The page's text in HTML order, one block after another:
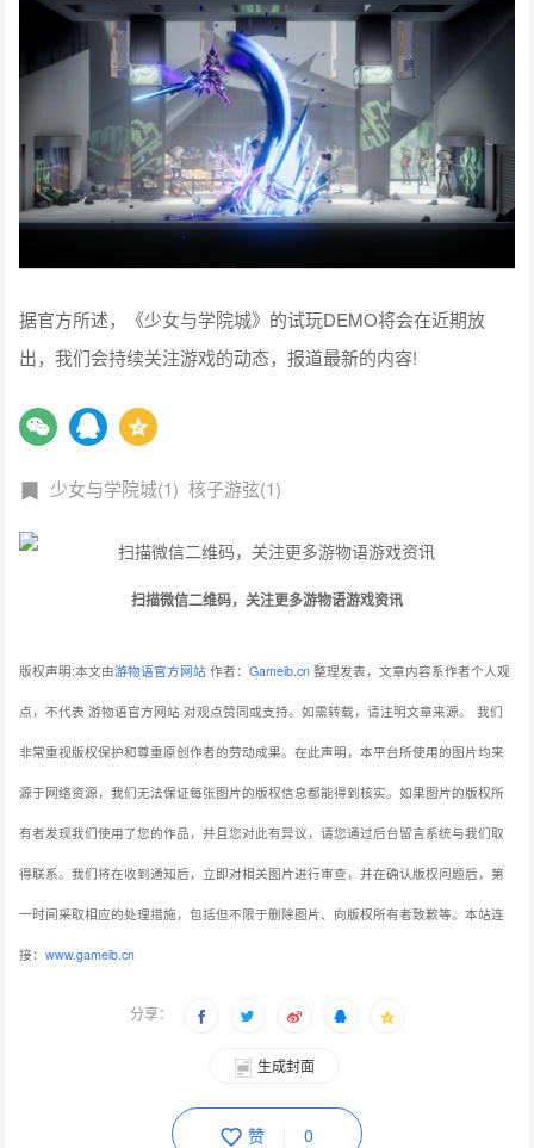
据官方所述，《少女与学院城》的试玩DEMO将会在近期放
出，我们会持续关注游戏的动态，报道最新的内容!
少女与学院城(1) 核子游弦(1)
扫描微信二维码，关注更多游物语游戏资讯
版权声明:本文由游物语官方网站 作者：Gameib.cn 整理发表，文章内容系作者个人观
点，不代表 游物语官方网站 对观点赞同或支持。如需转载，请注明文章来源。 我们
非常重视版权保护和尊重原创作者的劳动成果。在此声明，本平台所使用的图片均来
源于网络资源，我们无法保证每张图片的版权信息都能得到核实。如果图片的版权所
有者发现我们使用了您的作品，并且您对此有异议，请您通过后台留言系统与我们取
得联系。我们将在收到通知后，立即对相关图片进行审查，并在确认版权问题后，第
一时间采取相应的处理措施，包括但不限于删除图片、向版权所有者致歉等。本站连
接：www.gameib.cn
分享：
生成封面
赞 0